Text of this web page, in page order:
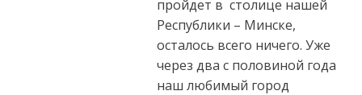
пройдет в столице нашей
Республики – Минске,
осталось всего ничего. Уже
через два с половиной года
наш любимый город